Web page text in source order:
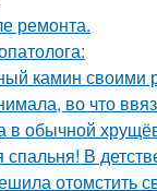
ремонта.
камин своими
во что
в обычной
В
отомстить